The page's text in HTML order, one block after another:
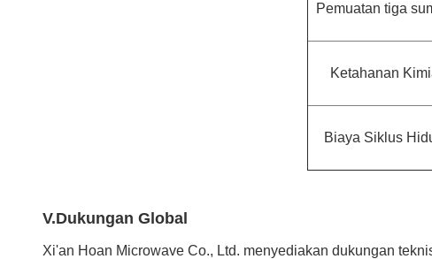
Pemuatan tiga
Ketahanan
Biaya Siklus
V.Dukungan Global
Xi'an Hoan Microwave Co., Ltd. menyediakan dukungan